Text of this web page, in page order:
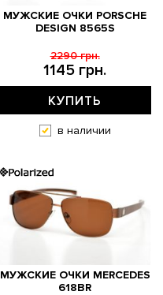
МУЖСКИЕ ОЧКИ PORSCHE
DESIGN 8565S
1145 грн.
2290 грн.
КУПИТЬ
в наличии
МУЖСКИЕ ОЧКИ MERCEDES
618BR